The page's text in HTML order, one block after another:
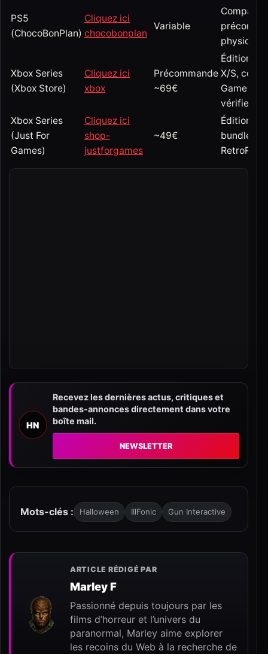
PS5
(ChocoBonPlan)
Cliquez ici
chocobonplan
Variable
Xbox Series
(Xbox Store)
Cliquez ici
xbox
Précommande
~69€
Édition
X/S,
Game
vérifier.
Xbox Series
(Just For
Games)
Cliquez ici
shop-
justforgames
~49€
Édition
bundle
HN
Recevez les dernières actus, critiques et
bandes-annonces directement dans votre
boîte mail.
NEWSLETTER
Mots-clés : Halloween IllFonic Gun Interactive
ARTICLE RÉDIGÉ PAR
Marley F
Passionné depuis toujours par les
films d’horreur et l’univers du
paranormal, Marley aime explorer
les recoins du Web à la recherche de